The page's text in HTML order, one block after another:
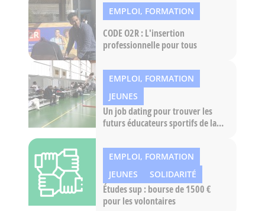
EMPLOI, FORMATION
CODE O2R : L'insertion
professionnelle pour tous
EMPLOI, FORMATION
JEUNES
Un job dating pour trouver les
futurs éducateurs sportifs de la
EMPLOI, FORMATION
JEUNES
SOLIDARITÉ
Études sup : bourse de 1500 €
pour les volontaires